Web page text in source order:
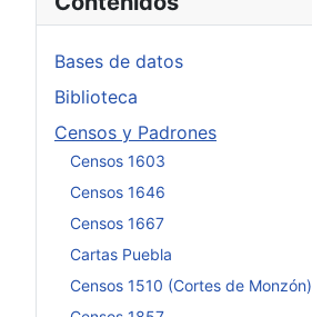
Bases de datos
Biblioteca
Censos y Padrones
Censos 1603
Censos 1646
Censos 1667
Cartas Puebla
Censos 1510 (Cortes de Monzón)